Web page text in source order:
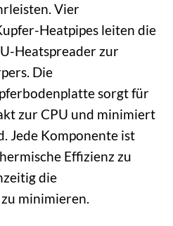
Vier
Heatpipes leiten die
Heatspreader zur
Die
sorgt für
zur CPU und minimiert
Jede Komponente ist
Effizienz zu
die
minimieren.